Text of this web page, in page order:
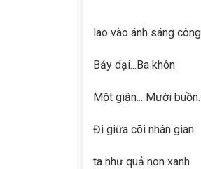
lao vào ánh sáng
Bảy dại...Ba khôn
Một giận... Mười buồn.
Đi giữa cõi nhân gian
ta như quả non xanh